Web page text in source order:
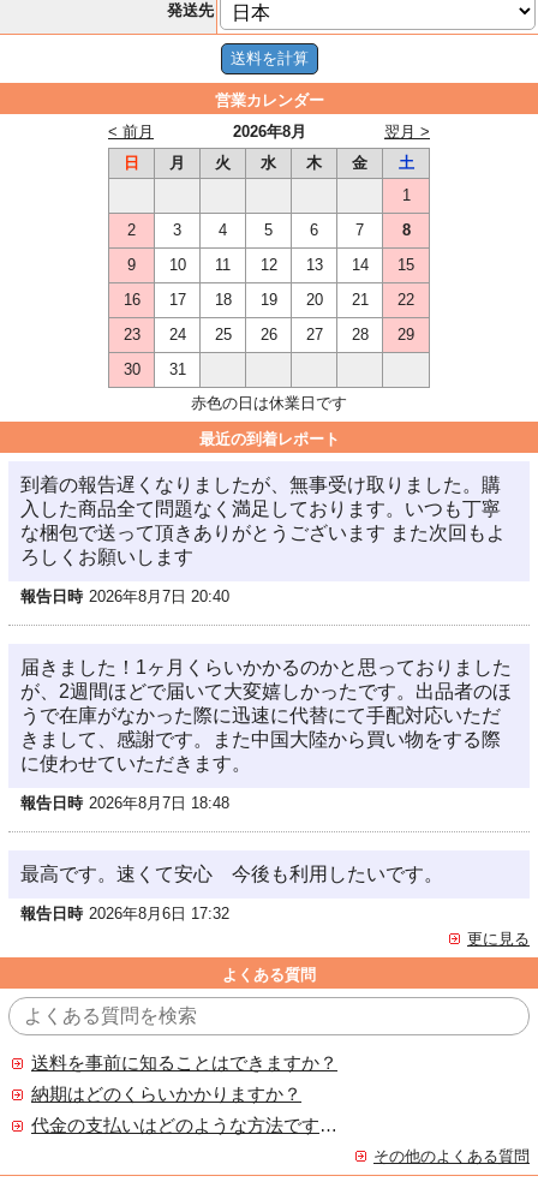
発送先
営業カレンダー
2026年8月
< 前月
翌月 >
日
月 火 水 木 金
土
1
2
3 4 5 6 7
8
9
10 11 12 13 14
15
16
17 18 19 20 21
22
23
24 25 26 27 28
29
30
31
赤色の日は休業日です
最近の到着レポート
到着の報告遅くなりましたが、無事受け取りました。購
入した商品全て問題なく満足しております。いつも丁寧
な梱包で送って頂きありがとうございます また次回もよ
ろしくお願いします
報告日時 2026年8月7日 20:40
届きました！1ヶ月くらいかかるのかと思っておりました
が、2週間ほどで届いて大変嬉しかったです。出品者のほ
うで在庫がなかった際に迅速に代替にて手配対応いただ
きまして、感謝です。また中国大陸から買い物をする際
に使わせていただきます。
報告日時 2026年8月7日 18:48
最高です。速くて安心 今後も利用したいです。
報告日時 2026年8月6日 17:32
更に見る
よくある質問
送料を事前に知ることはできますか？
納期はどのくらいかかりますか？
代金の支払いはどのような方法ですか？
その他のよくある質問